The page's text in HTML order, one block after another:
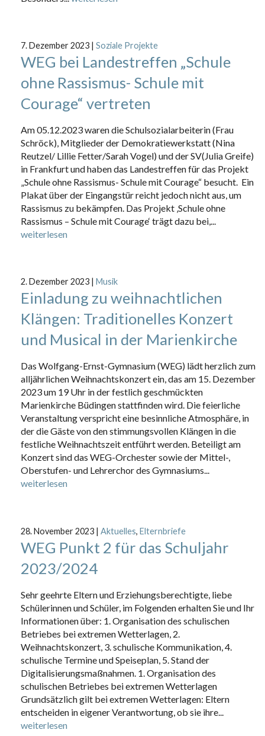
7. Dezember 2023 |Soziale Projekte
WEG bei Landestreffen „Schule
ohne Rassismus- Schule mit
Courage“ vertreten
Am 05.12.2023 waren die Schulsozialarbeiterin (Frau
Schröck), Mitglieder der Demokratiewerkstatt (Nina
Reutzel/ Lillie Fetter/Sarah Vogel) und der SV(Julia Greife)
in Frankfurt und haben das Landestreffen für das Projekt
„Schule ohne Rassismus- Schule mit Courage“ besucht. Ein
Plakat über der Eingangstür reicht jedoch nicht aus, um
Rassismus zu bekämpfen. Das Projekt ‚Schule ohne
Rassismus – Schule mit Courage‘ trägt dazu bei,...
weiterlesen
2. Dezember 2023 |Musik
Einladung zu weihnachtlichen
Klängen: Traditionelles Konzert
und Musical in der Marienkirche
Das Wolfgang-Ernst-Gymnasium (WEG) lädt herzlich zum
alljährlichen Weihnachtskonzert ein, das am 15. Dezember
2023 um 19 Uhr in der festlich geschmückten
Marienkirche Büdingen stattfinden wird. Die feierliche
Veranstaltung verspricht eine besinnliche Atmosphäre, in
der die Gäste von den stimmungsvollen Klängen in die
festliche Weihnachtszeit entführt werden. Beteiligt am
Konzert sind das WEG-Orchester sowie der Mittel-,
Oberstufen- und Lehrerchor des Gymnasiums...
weiterlesen
28. November 2023 |Aktuelles,Elternbriefe
WEG Punkt 2 für das Schuljahr
2023/2024
Sehr geehrte Eltern und Erziehungsberechtigte, liebe
Schülerinnen und Schüler, im Folgenden erhalten Sie und Ihr
Informationen über: 1. Organisation des schulischen
Betriebes bei extremen Wetterlagen, 2.
Weihnachtskonzert, 3. schulische Kommunikation, 4.
schulische Termine und Speiseplan, 5. Stand der
Digitalisierungsmaßnahmen. 1. Organisation des
schulischen Betriebes bei extremen Wetterlagen
Grundsätzlich gilt bei extremen Wetterlagen: Eltern
entscheiden in eigener Verantwortung, ob sie ihre...
weiterlesen